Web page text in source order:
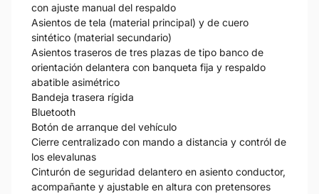
con ajuste manual del respaldo
Asientos de tela (material principal) y de cuero
sintético (material secundario)
Asientos traseros de tres plazas de tipo banco de
orientación delantera con banqueta fija y respaldo
abatible asimétrico
Bandeja trasera rígida
Bluetooth
Botón de arranque del vehículo
Cierre centralizado con mando a distancia y contról de
los elevalunas
Cinturón de seguridad delantero en asiento conductor,
acompañante y ajustable en altura con pretensores